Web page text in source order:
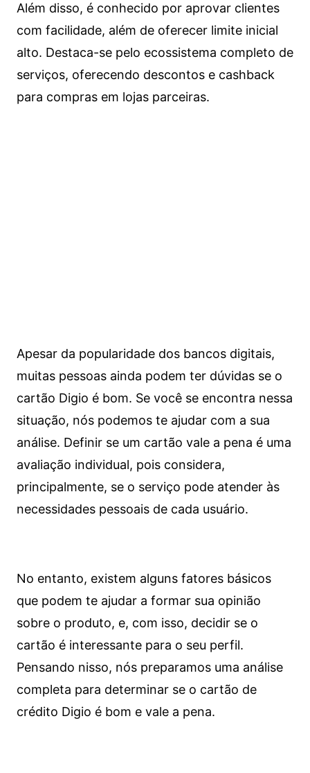
Além disso, é conhecido por aprovar clientes
com facilidade, além de oferecer limite inicial
alto. Destaca-se pelo ecossistema completo de
serviços, oferecendo descontos e cashback
para compras em lojas parceiras.
Apesar da popularidade dos bancos digitais,
muitas pessoas ainda podem ter dúvidas se o
cartão Digio é bom. Se você se encontra nessa
situação, nós podemos te ajudar com a sua
análise. Definir se um cartão vale a pena é uma
avaliação individual, pois considera,
principalmente, se o serviço pode atender às
necessidades pessoais de cada usuário.
No entanto, existem alguns fatores básicos
que podem te ajudar a formar sua opinião
sobre o produto, e, com isso, decidir se o
cartão é interessante para o seu perfil.
Pensando nisso, nós preparamos uma análise
completa para determinar se o cartão de
crédito Digio é bom e vale a pena.